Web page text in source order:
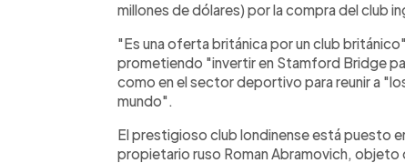
millones de dólares) por la compra del club
"Es una oferta británica por un club
prometiendo "invertir en Stamford Bridge
como en el sector deportivo para reunir a
mundo".
El prestigioso club londinense está puesto
propietario ruso Roman Abramovich, objeto